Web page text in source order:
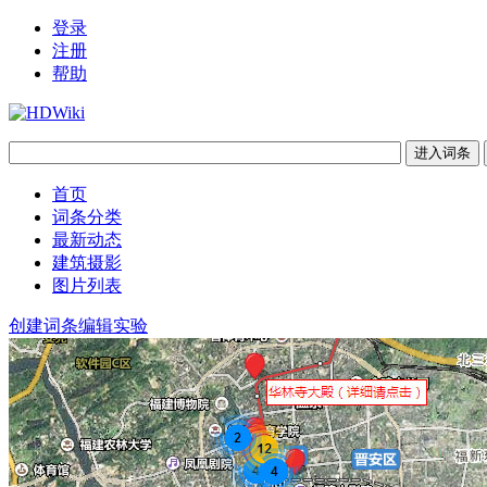
登录
注册
帮助
首页
词条分类
最新动态
建筑摄影
图片列表
创建词条编辑实验